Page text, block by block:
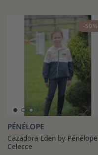
-50%
PÉNÉLOPE
Cazadora Eden by Pénélope
Celecce